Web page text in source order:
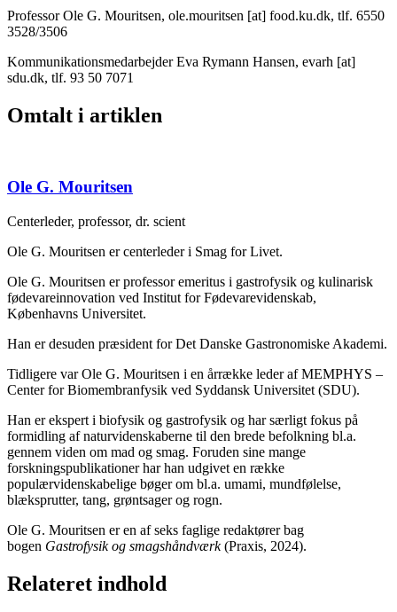
Professor Ole G. Mouritsen, ole.mouritsen [at] food.ku.dk, tlf. 6550
3528/3506
Kommunikationsmedarbejder Eva Rymann Hansen, evarh [at]
sdu.dk, tlf. 93 50 7071
Omtalt i artiklen
Ole G. Mouritsen
Centerleder, professor, dr. scient
Ole G. Mouritsen er centerleder i Smag for Livet.
Ole G. Mouritsen er professor emeritus i gastrofysik og kulinarisk
fødevareinnovation ved Institut for Fødevarevidenskab,
Københavns Universitet.
Han er desuden præsident for Det Danske Gastronomiske Akademi.
Tidligere var Ole G. Mouritsen i en årrække leder af MEMPHYS –
Center for Biomembranfysik ved Syddansk Universitet (SDU).
Han er ekspert i biofysik og gastrofysik og har særligt fokus på
formidling af naturvidenskaberne til den brede befolkning bl.a.
gennem viden om mad og smag. Foruden sine mange
forskningspublikationer har han udgivet en række
populærvidenskabelige bøger om bl.a. umami, mundfølelse,
blæksprutter, tang, grøntsager og rogn.
Ole G. Mouritsen er en af seks faglige redaktører bag
bogen Gastrofysik og smagshåndværk(Praxis, 2024).
Relateret indhold